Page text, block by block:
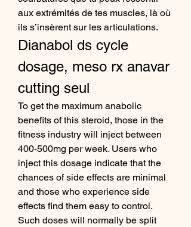
aux extrémités de tes muscles, là où
ils s’insèrent sur les articulations.
Dianabol ds cycle
dosage, meso rx anavar
cutting seul
To get the maximum anabolic
benefits of this steroid, those in the
fitness industry will inject between
400-500mg per week. Users who
inject this dosage indicate that the
chances of side effects are minimal
and those who experience side
effects find them easy to control.
Such doses will normally be split